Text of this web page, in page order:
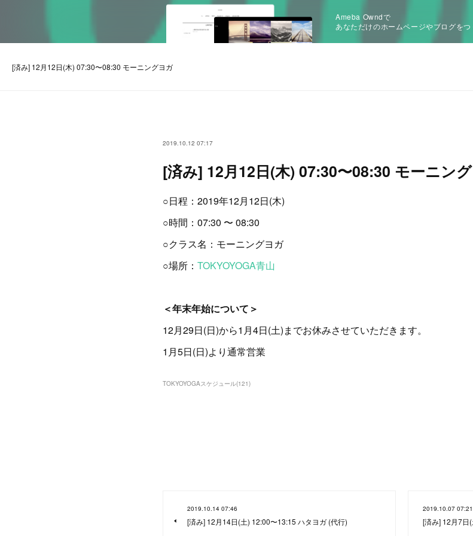
Ameba Owndで
あなただけのホームページやブログをつ
[済み] 12月12日(木) 07:30〜08:30 モーニングヨガ
2019.10.12 07:17
[済み] 12月12日(木) 07:30〜08:30 モーニン
○日程：2019年12月12日(木)
○時間：07:30 〜 08:30
○クラス名：モーニングヨガ
○場所： TOKYOYOGA青山
＜年末年始について＞
12月29日(日)から1月4日(土)までお休みさせていただきます。
1月5日(日)より通常営業
TOKYOYOGAスケジュール(121)
2019.10.14 07:46
[済み] 12月14日(土) 12:00〜13:15 ハタヨガ (代行)
2019.10.07 07:21
[済み] 12月7日